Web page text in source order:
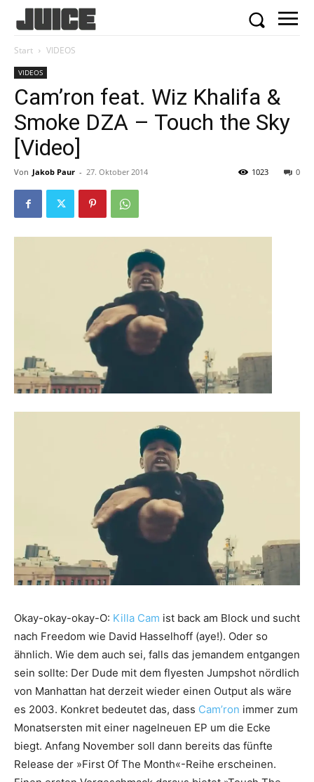
Start VIDEOS
VIDEOS
Cam’ron feat. Wiz Khalifa &
Smoke DZA – Touch the Sky
[Video]
Von Jakob Paur - 27. Oktober 2014 0
1023
Okay-okay-okay-O: Killa Cam ist back am Block und sucht
nach Freedom wie David Hasselhoff (aye!). Oder so
ähnlich. Wie dem auch sei, falls das jemandem entgangen
sein sollte: Der Dude mit dem flyesten Jumpshot nördlich
von Manhattan hat derzeit wieder einen Output als wäre
es 2003. Konkret bedeutet das, dass Cam’ron immer zum
Monatsersten mit einer nagelneuen EP um die Ecke
biegt. Anfang November soll dann bereits das fünfte
Release der »First Of The Month«-Reihe erscheinen.